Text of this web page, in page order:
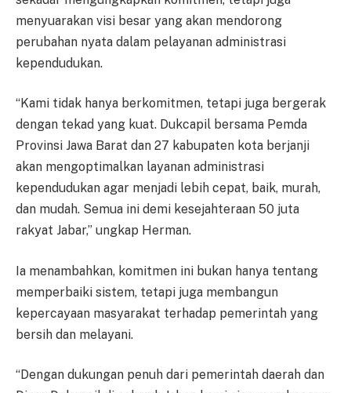
menyuarakan visi besar yang akan mendorong
perubahan nyata dalam pelayanan administrasi
kependudukan.
“Kami tidak hanya berkomitmen, tetapi juga bergerak
dengan tekad yang kuat. Dukcapil bersama Pemda
Provinsi Jawa Barat dan 27 kabupaten kota berjanji
akan mengoptimalkan layanan administrasi
kependudukan agar menjadi lebih cepat, baik, murah,
dan mudah. Semua ini demi kesejahteraan 50 juta
rakyat Jabar,” ungkap Herman.
Ia menambahkan, komitmen ini bukan hanya tentang
memperbaiki sistem, tetapi juga membangun
kepercayaan masyarakat terhadap pemerintah yang
bersih dan melayani.
“Dengan dukungan penuh dari pemerintah daerah dan